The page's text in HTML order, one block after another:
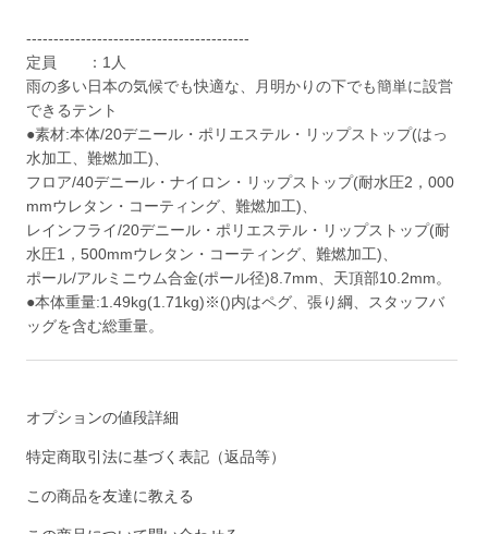
-----------------------------------------
定員 ：1人
雨の多い日本の気候でも快適な、月明かりの下でも簡単に設営
できるテント
●素材:本体/20デニール・ポリエステル・リップストップ(はっ
水加工、難燃加工)、
フロア/40デニール・ナイロン・リップストップ(耐水圧2，000
mmウレタン・コーティング、難燃加工)、
レインフライ/20デニール・ポリエステル・リップストップ(耐
水圧1，500mmウレタン・コーティング、難燃加工)、
ポール/アルミニウム合金(ポール径)8.7mm、天頂部10.2mm。
●本体重量:1.49kg(1.71kg)※()内はペグ、張り綱、スタッフバ
ッグを含む総重量。
オプションの値段詳細
特定商取引法に基づく表記（返品等）
この商品を友達に教える